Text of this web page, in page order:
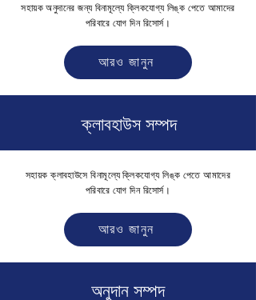
সহায়ক অনুদানের জন্য বিনামূল্যে ক্লিকযোগ্য লিঙ্ক পেতে আমাদের
পরিবারে যোগ দিনরিসোর্স।
আরও জানুন
ক্লাবহাউস সম্পদ
সহায়ক ক্লাবহাউসে বিনামূল্যে ক্লিকযোগ্য লিঙ্ক পেতে আমাদের
পরিবারে যোগ দিনরিসোর্স।
আরও জানুন
অনুদান সম্পদ